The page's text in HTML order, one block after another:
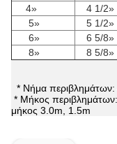
4»
4 1/2»
5»
5 1/2»
6»
6 5/8»
8»
8 5/8»
* Νήμα περιβλημάτων:
* Μήκος
μήκος 3.0m, 1.5m